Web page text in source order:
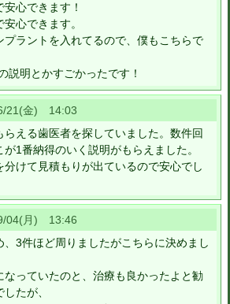
心できます！
心できます。
プラントを入れてるので、僕もこちらで
説明とかすごかったです！
金) 14:03
らえる歯医者を探していました。数件回
1番納得のいく説明がもらえました。
分けて見積もりが出ているので安心でし
月) 13:46
、3件ほど周りましたがこちらに決めまし
なっていたのと、治療も良かったよと勧
たが、